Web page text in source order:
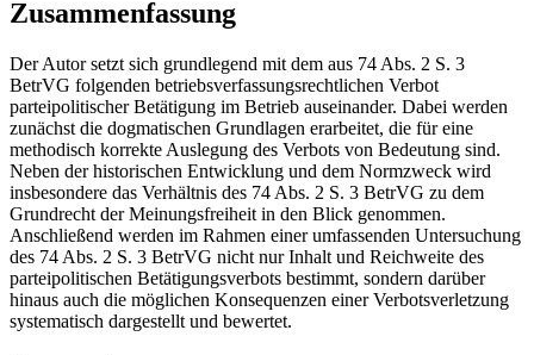
Zusammenfassung
Der Autor setzt sich grundlegend mit dem aus 74 Abs. 2 S. 3
BetrVG folgenden betriebsverfassungsrechtlichen Verbot
parteipolitischer Betätigung im Betrieb auseinander. Dabei werden
zunächst die dogmatischen Grundlagen erarbeitet, die für eine
methodisch korrekte Auslegung des Verbots von Bedeutung sind.
Neben der historischen Entwicklung und dem Normzweck wird
insbesondere das Verhältnis des 74 Abs. 2 S. 3 BetrVG zu dem
Grundrecht der Meinungsfreiheit in den Blick genommen.
Anschließend werden im Rahmen einer umfassenden Untersuchung
des 74 Abs. 2 S. 3 BetrVG nicht nur Inhalt und Reichweite des
parteipolitischen Betätigungsverbots bestimmt, sondern darüber
hinaus auch die möglichen Konsequenzen einer Verbotsverletzung